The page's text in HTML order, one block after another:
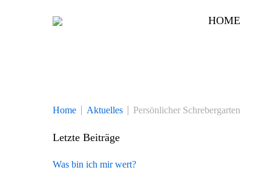
HOME
Home Aktuelles Persönlicher Schrebergarten
Letzte Beiträge
Was bin ich mir wert?